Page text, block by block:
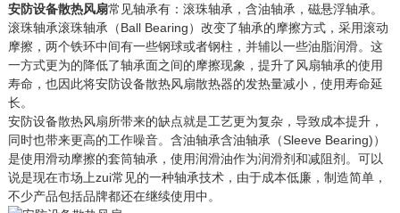
安防设备散热风扇常见轴承有：滚珠轴承，含油轴承，磁悬浮轴承。
滚珠轴承滚珠轴承（Ball Bearing）改变了轴承的摩擦方式，采用滚动
摩擦，两个铁环中间有一些钢球或者钢柱，并辅以一些油脂润滑。这
一方式更为的降低了轴承面之间的摩擦现象，提升了风扇轴承的使用
寿命，也因此将安防设备散热风扇散热器的发热量减小，使用寿命延
长。
安防设备散热风扇所带来的缺点就是工艺更为复杂，导致成本提升，
同时也带来更高的工作噪音。含油轴承含油轴承（Sleeve Bearing)）
是使用滑动摩擦的套筒轴承，使用润滑油作为润滑剂和减阻剂。可以
说是现在市场上zui常见的一种轴承技术，由于成本低廉，制造简单，
不少产品包括品牌都还在继续使用中。